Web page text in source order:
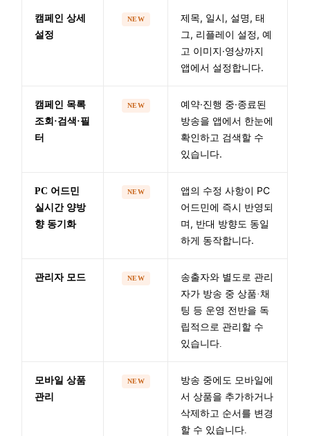
캠페인 상세
설정
NEW
제목, 일시, 설명, 태
그, 리플레이 설정, 예
고 이미지·영상까지
앱에서 설정합니다.
캠페인 목록
조회·검색·필
터
NEW
예약·진행 중·종료된
방송을 앱에서 한눈에
확인하고 검색할 수
있습니다.
PC 어드민
실시간 양방
향 동기화
NEW
앱의 수정 사항이 PC
어드민에 즉시 반영되
며, 반대 방향도 동일
하게 동작합니다.
관리자 모드 NEW
송출자와 별도로 관리
자가 방송 중 상품·채
팅 등 운영 전반을 독
립적으로 관리할 수
있습니다.
모바일 상품
관리
NEW
방송 중에도 모바일에
서 상품을 추가하거나
삭제하고 순서를 변경
할 수 있습니다.